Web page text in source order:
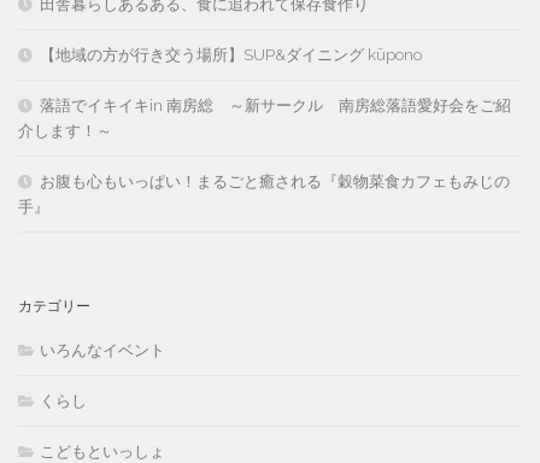
田舎暮らしあるある、食に追われて保存食作り
【地域の方が行き交う場所】SUP&ダイニング kūpono
落語でイキイキin 南房総 ～新サークル 南房総落語愛好会をご紹
介します！～
お腹も心もいっぱい！まるごと癒される『穀物菜食カフェもみじの
手』
カテゴリー
いろんなイベント
くらし
こどもといっしょ